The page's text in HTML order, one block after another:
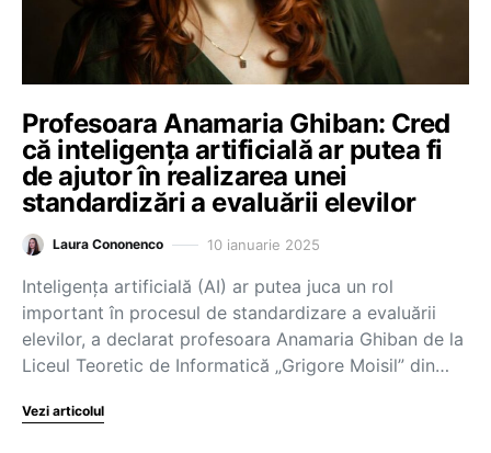
Profesoara Anamaria Ghiban: Cred
că inteligența artificială ar putea fi
de ajutor în realizarea unei
standardizări a evaluării elevilor
Laura Cononenco 10 ianuarie 2025
Inteligența artificială (AI) ar putea juca un rol
important în procesul de standardizare a evaluării
elevilor, a declarat profesoara Anamaria Ghiban de la
Liceul Teoretic de Informatică „Grigore Moisil” din…
Vezi articolul